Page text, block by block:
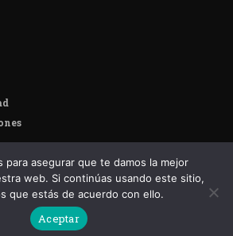
Todos los derechos reservados.
para asegurar que te damos la mejor
web. Si continúas usando este sitio,
que estás de acuerdo con ello.
Aceptar